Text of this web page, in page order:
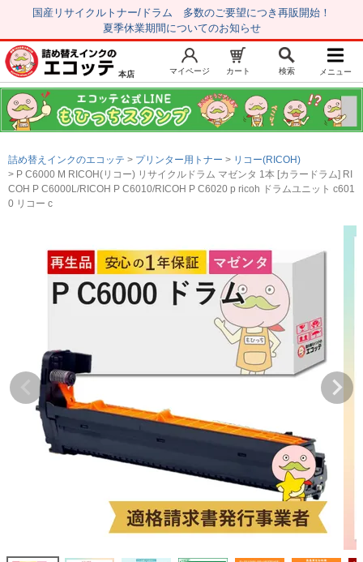
国産リサイクルトナー/ドラム 多数のご要望につき再販開始！
夏季休業期間についてのお知らせ
新規会員登録 マイページ
トップページ お気に入り
注文履歴 レビュー履歴
はじめての方へ
初心者用セット
キャノンインク
詰め替えインク
互換インクボトル
互換インクカートリッジ
再生インクカートリッジ
本店 マイページ カート 検索 メニュー
詰め替えインクのエコッテ プリンター用トナー
リコー(RICOH)
P C6000 M RICOH(リコー) リサイクルドラム マゼンタ 1本 [カラードラム] RI
COH P C6000L/RICOH P C6010/RICOH P C6020 p ricoh ドラムユニット c601
0 リコー c